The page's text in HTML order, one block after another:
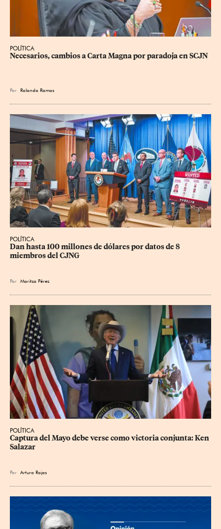
POLÍTICA
Necesarios, cambios a Carta Magna por paradoja en SCJN
Por Rolando Ramos
POLÍTICA
Dan hasta 100 millones de dólares por datos de 8
miembros del CJNG
Por Maritza Pérez
POLÍTICA
Captura del Mayo debe verse como victoria conjunta: Ken
Salazar
Por Arturo Rojas